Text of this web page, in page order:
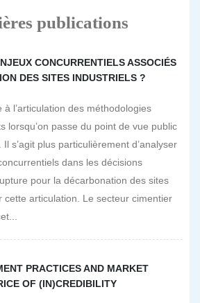
publications
CONCURRENTIELS ASSOCIÉS
DES SITES INDUSTRIELS ?
à l’articulation des méthodologies
lorsqu’on passe du point de vue public
s’agit plus particulièrement d’analyser
dans les décisions
pour la décarbonation des sites
cette articulation. Le secteur cimentier
PRACTICES AND MARKET
OF (IN)CREDIBILITY